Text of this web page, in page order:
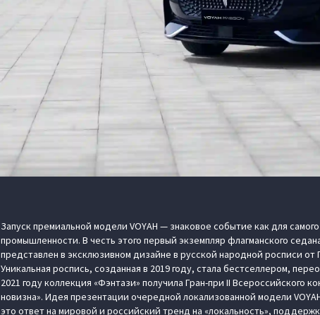
Запуск премиальной модели VOYAH — знаковое событие как для
промышленности. В честь этого первый экземпляр флагманского
представлен в эксклюзивном дизайне в русской народной росписи
Уникальная роспись, созданная в 2019 году, стала бестселлером,
2021 году коллекция «Фэнтази» получила Гран-при II Всероссийского
новизна». Идея презентации очередной локализованной модели
это ответ на мировой и российский тренд на «локальность»,